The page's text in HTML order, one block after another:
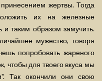
жертвы. Тогда
их на железные
и таким образом замучить.
мужество, говоря
попробовать жареного
чтобы для твоего вкуса мы
Так окончили они свою